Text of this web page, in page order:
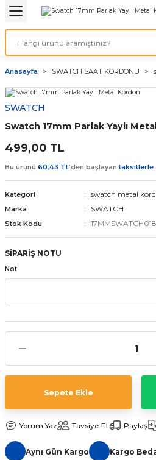
Geri Dön
& ELEKTİRİK
Geri Dön
ve Cihaz Pilleri
ÇEŞİTLERİ
Geri Dön
Geri Dön
Kordon Çeşitleri
Kordonları
saat kordonu
Kordonları
Anasayfa SWATCH SAAT KORDONU
SWATCH
Swatch 17mm Parlak Yaylı
499,00 TL
Bu ürünü 60,43 TL’den başlayantaksitlerle
Kategori swatch metal
Marka SWATCH
Stok Kodu 17MMSWATCH018
SİPARİŞ NOTU
Not
Sepete Ekle
Yorum Yaz Tavsiye Et Paylaş
Aynı Gün Kargo Kargo